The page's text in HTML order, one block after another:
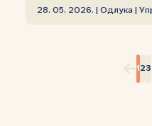
28. 05. 2026. | Одлука |
1 23